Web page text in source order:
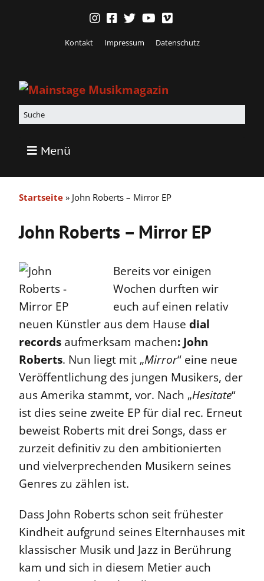
Kontakt Impressum Datenschutz
Menü
Startseite » John Roberts – Mirror EP
John Roberts – Mirror EP
Bereits vor einigen
Wochen durften wir
euch auf einen relativ
neuen Künstler aus dem Hause dial
records aufmerksam machen: John
Roberts. Nun liegt mit „Mirror“ eine neue
Veröffentlichung des jungen Musikers, der
aus Amerika stammt, vor. Nach „Hesitate“
ist dies seine zweite EP für dial rec. Erneut
beweist Roberts mit drei Songs, dass er
zurzeit definitiv zu den ambitionierten
und vielverprechenden Musikern seines
Genres zu zählen ist.
Dass John Roberts schon seit frühester
Kindheit aufgrund seines Elternhauses mit
klassischer Musik und Jazz in Berührung
kam und sich in diesem Metier auch